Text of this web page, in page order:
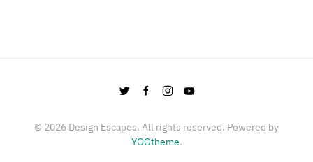
© 2026 Design Escapes. All rights reserved. Powered by
YOOtheme.